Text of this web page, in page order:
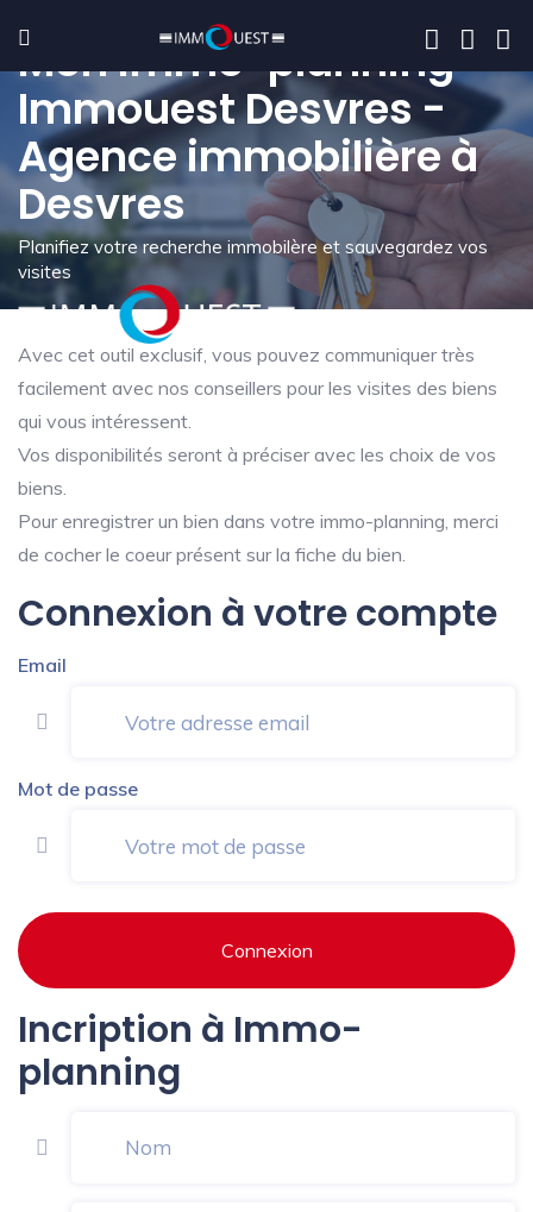
Mon immo-planning -
Immouest Desvres -
Agence immobilière à
Desvres
Planifiez votre recherche immobilère et sauvegardez vos
visites
Avec cet outil exclusif, vous pouvez communiquer très
facilement avec nos conseillers pour les visites des biens
qui vous intéressent.
Vos disponibilités seront à préciser avec les choix de vos
biens.
Pour enregistrer un bien dans votre immo-planning, merci
de cocher le coeur présent sur la fiche du bien.
Connexion à votre compte
Email
Mot de passe
Connexion
Incription à Immo-
planning